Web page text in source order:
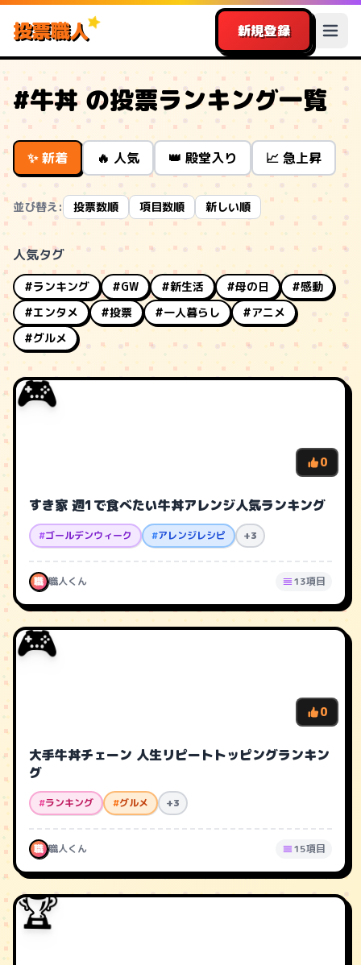
投票職人 新規登録
#牛丼 の投票ランキング一覧
✨ 新着 🔥 人気 👑 殿堂入り 📈 急上昇
並び替え: 投票数順 項目数順 新しい順
人気タグ
#ランキング #GW #新生活 #母の日
#感動
#エンタメ
#投票 #一人暮らし
#アニメ
#グルメ
🎮
0
すき家 週1で食べたい牛丼アレンジ人気ランキング
#ゴールデンウィーク #アレンジレシピ +3
職 職人くん 13項目
🎮
0
大手牛丼チェーン 人生リピートトッピングランキン
グ
#ランキング #グルメ +3
職 職人くん 15項目
🏆